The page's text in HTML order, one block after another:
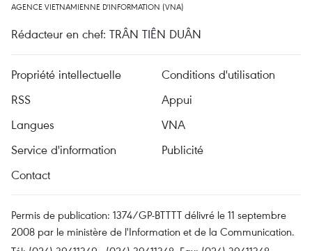
AGENCE VIETNAMIENNE D'INFORMATION (VNA)
Rédacteur en chef: TRÂN TIÊN DUÂN
Propriété intellectuelle
Conditions d'utilisation
RSS
Appui
Langues
VNA
Service d'information
Publicité
Contact
Permis de publication: 1374/GP-BTTTT délivré le 11 septembre
2008 par le ministère de l'Information et de la Communication.